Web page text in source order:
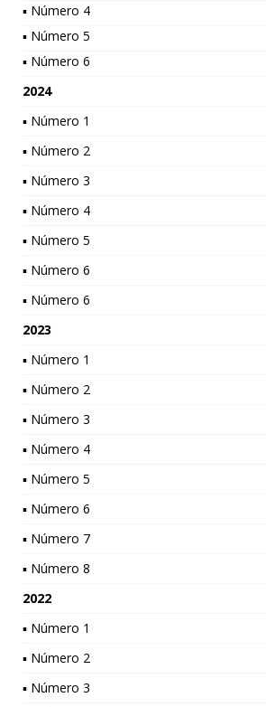
▪ Número 4
▪ Número 5
▪ Número 6
2024
▪ Número 1
▪ Número 2
▪ Número 3
▪ Número 4
▪ Número 5
▪ Número 6
▪ Número 6
2023
▪ Número 1
▪ Número 2
▪ Número 3
▪ Número 4
▪ Número 5
▪ Número 6
▪ Número 7
▪ Número 8
2022
▪ Número 1
▪ Número 2
▪ Número 3